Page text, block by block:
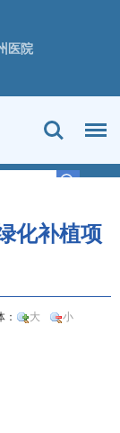
医院
化补植项
： 大 小